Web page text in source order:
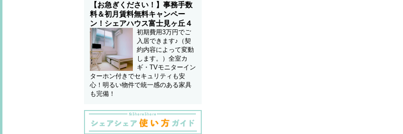
【お急ぎください！】事務手数
料＆初月賃料無料キャンペー
ン！シェアハウス富士見ヶ丘４
初期費用3万円でご
入居できます♪（契
約内容によって変動
します。）全室カ
ギ・TVモニターイン
ターホン付きでセキュリティも安
心！明るい物件で統一感のある家具
も完備！